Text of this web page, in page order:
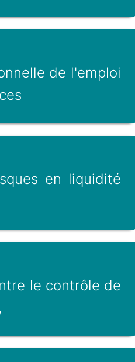
de l'emploi
en liquidité
le contrôle de